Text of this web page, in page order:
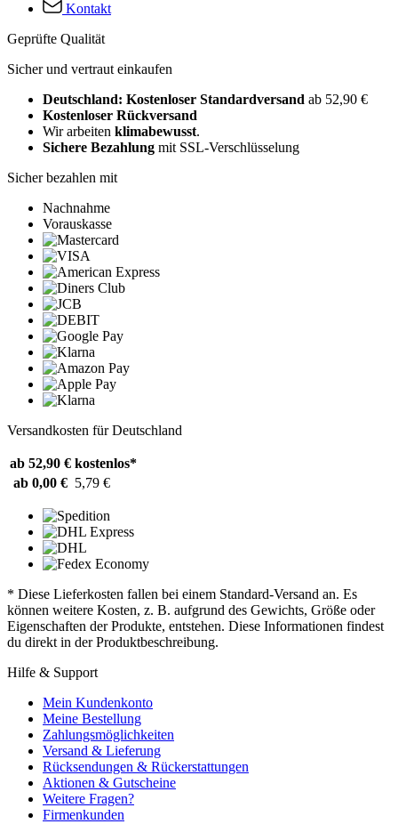
Kontakt
Geprüfte Qualität
Sicher und vertraut einkaufen
Deutschland: Kostenloser Standardversand ab 52,90 €
Kostenloser Rückversand
Wir arbeiten klimabewusst.
Sichere Bezahlung mit SSL-Verschlüsselung
Sicher bezahlen mit
Nachnahme
Vorauskasse
Versandkosten für Deutschland
ab 52,90 € kostenlos*
ab 0,00 € 5,79 €
* Diese Lieferkosten fallen bei einem Standard-Versand an. Es
können weitere Kosten, z. B. aufgrund des Gewichts, Größe oder
Eigenschaften der Produkte, entstehen. Diese Informationen findest
du direkt in der Produktbeschreibung.
Hilfe & Support
Mein Kundenkonto
Meine Bestellung
Zahlungsmöglichkeiten
Versand & Lieferung
Rücksendungen & Rückerstattungen
Aktionen & Gutscheine
Weitere Fragen?
Firmenkunden